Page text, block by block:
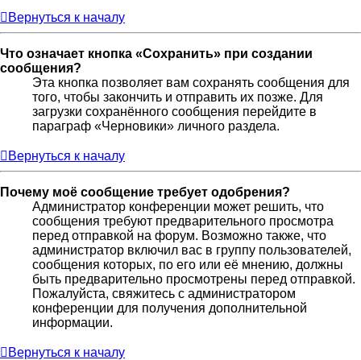
Вернуться к началу
Что означает кнопка «Сохранить» при создании
сообщения?
Эта кнопка позволяет вам сохранять сообщения для
того, чтобы закончить и отправить их позже. Для
загрузки сохранённого сообщения перейдите в
параграф «Черновики» личного раздела.
Вернуться к началу
Почему моё сообщение требует одобрения?
Администратор конференции может решить, что
сообщения требуют предварительного просмотра
перед отправкой на форум. Возможно также, что
администратор включил вас в группу пользователей,
сообщения которых, по его или её мнению, должны
быть предварительно просмотрены перед отправкой.
Пожалуйста, свяжитесь с администратором
конференции для получения дополнительной
информации.
Вернуться к началу